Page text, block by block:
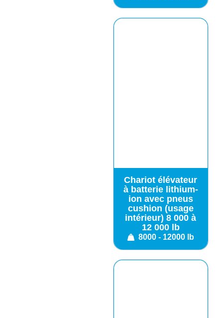
Chariot élévateur
à batterie lithium-
ion avec pneus
cushion (usage
intérieur) 8 000 à
12 000 lb
8000 - 12000 lb